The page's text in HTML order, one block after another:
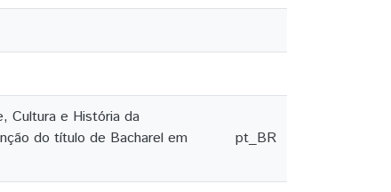
Cultura e História da
do título de Bacharel em
pt_BR